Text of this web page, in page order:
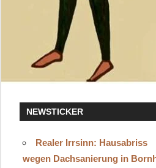
NEWSTICKER
Realer Irrsinn: Hausabriss
wegen Dachsanierung in